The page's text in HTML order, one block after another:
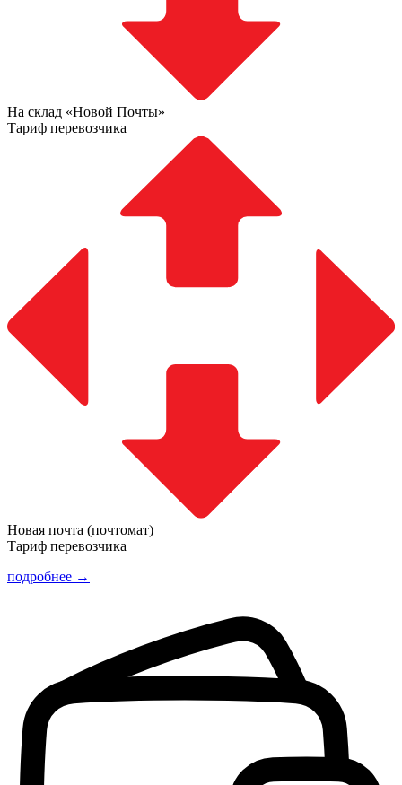
На склад «Новой Почты»
Тариф перевозчика
Новая почта (почтомат)
Тариф перевозчика
подробнее →